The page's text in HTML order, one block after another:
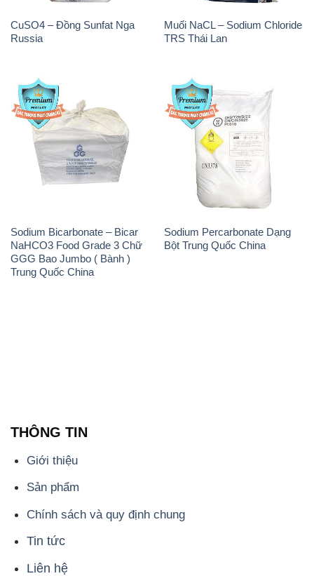
CuSO4 – Đồng Sunfat Nga
Russia
Muối NaCL – Sodium Chloride
TRS Thái Lan
Sodium Bicarbonate – Bicar
NaHCO3 Food Grade 3 Chữ
GGG Bao Jumbo ( Bành )
Trung Quốc China
Sodium Percarbonate Dạng
Bột Trung Quốc China
THÔNG TIN
Giới thiệu
Sản phẩm
Chính sách và quy định chung
Tin tức
Liên hệ